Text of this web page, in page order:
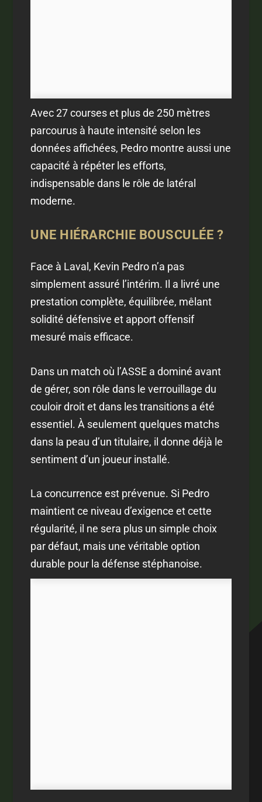
Avec 27 courses et plus de 250 mètres
parcourus à haute intensité selon les
données affichées, Pedro montre aussi une
capacité à répéter les efforts,
indispensable dans le rôle de latéral
moderne.
UNE HIÉRARCHIE BOUSCULÉE ?
Face à Laval, Kevin Pedro n’a pas
simplement assuré l’intérim. Il a livré une
prestation complète, équilibrée, mêlant
solidité défensive et apport offensif
mesuré mais efficace.
Dans un match où l’ASSE a dominé avant
de gérer, son rôle dans le verrouillage du
couloir droit et dans les transitions a été
essentiel. À seulement quelques matchs
dans la peau d’un titulaire, il donne déjà le
sentiment d’un joueur installé.
La concurrence est prévenue. Si Pedro
maintient ce niveau d’exigence et cette
régularité, il ne sera plus un simple choix
par défaut, mais une véritable option
durable pour la défense stéphanoise.